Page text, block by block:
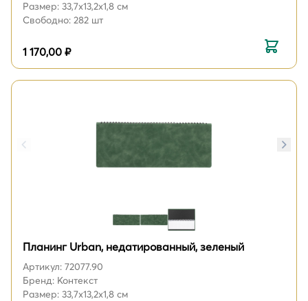
Размер: 33,7х13,2х1,8 см
Свободно: 282 шт
1 170,00 ₽
Планинг Urban, недатированный, зеленый
Артикул: 72077.90
Бренд: Контекст
Размер: 33,7х13,2х1,8 см